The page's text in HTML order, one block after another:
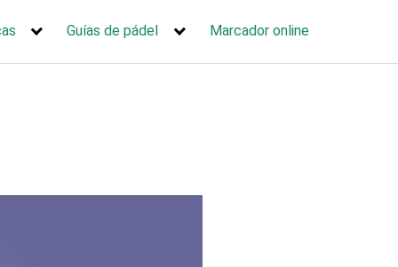
Guías de pádel Marcador online